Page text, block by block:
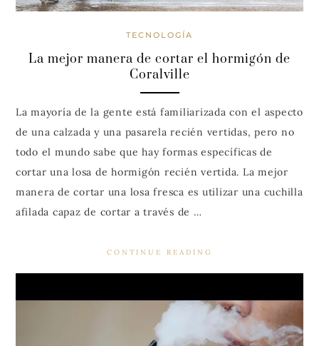
TECNOLOGÍA
La mejor manera de cortar el hormigón de
Coralville
La mayoría de la gente está familiarizada con el aspecto
de una calzada y una pasarela recién vertidas, pero no
todo el mundo sabe que hay formas específicas de
cortar una losa de hormigón recién vertida. La mejor
manera de cortar una losa fresca es utilizar una cuchilla
afilada capaz de cortar a través de …
CONTINUE READING